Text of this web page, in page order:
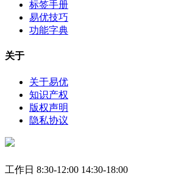
标签手册
易优技巧
功能字典
关于
关于易优
知识产权
版权声明
隐私协议
工作日 8:30-12:00 14:30-18:00